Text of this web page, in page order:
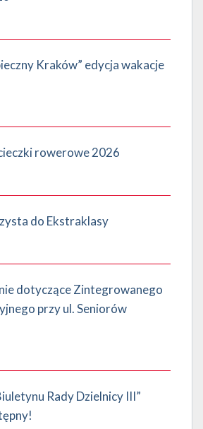
Kraków” edycja wakacje
rowerowe 2026
do Ekstraklasy
dotyczące Zintegrowanego
przy ul. Seniorów
Rady Dzielnicy III”